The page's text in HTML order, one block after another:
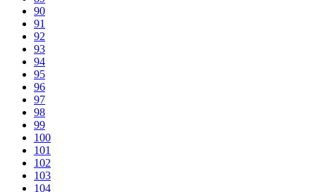
90
91
92
93
94
95
96
97
98
99
100
101
102
103
104